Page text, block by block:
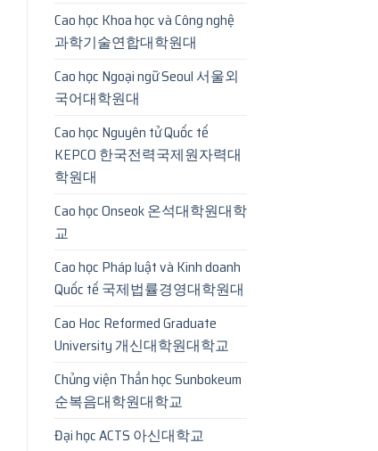
Cao học Khoa học và Công nghệ
과학기술연합대학원대
Cao học Ngoại ngữ Seoul 서울외
국어대학원대
Cao học Nguyên tử Quốc tế
KEPCO 한국전력국제원자력대
학원대
Cao học Onseok 온석대학원대학
교
Cao học Pháp luật và Kinh doanh
Quốc tế 국제법률경영대학원대
Cao Hoc Reformed Graduate
University 개신대학원대학교
Chủng viện Thần học Sunbokeum
순복음대학원대학교
Đại học ACTS 아신대학교